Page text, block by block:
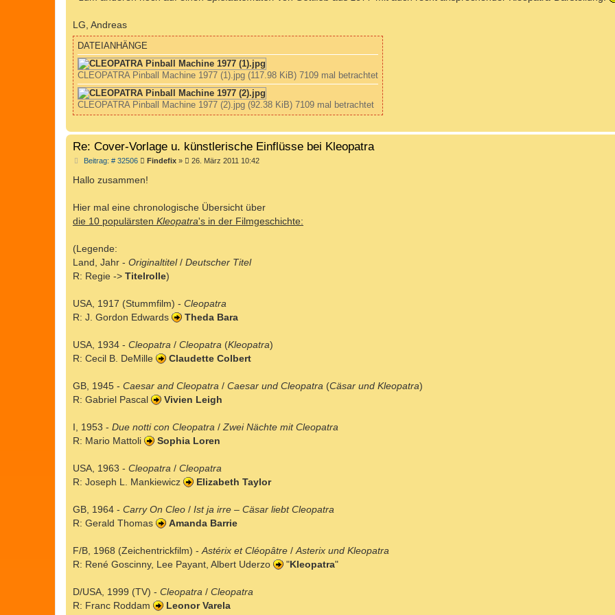
g
LG, Andreas
DATEIANHÄNGE
CLEOPATRA Pinball Machine 1977 (1).jpg (117.98 KiB) 7109 mal betrachtet
CLEOPATRA Pinball Machine 1977 (2).jpg (92.38 KiB) 7109 mal betrachtet
Re: Cover-Vorlage u. künstlerische Einflüsse bei Kleopatra
Beitrag: # 32506B
i
a
g
Findefix» 26. März 2011 10:42
Hallo zusammen!
Hier mal eine chronologische Übersicht über
die 10 populärsten Kleopatra's in der Filmgeschichte:
(Legende:
Land, Jahr - Originaltitel/ Deutscher Titel
R: Regie -> Titelrolle)
USA, 1917 (Stummfilm) - Cleopatra
R: J. Gordon Edwards
Theda Bara
USA, 1934 - Cleopatra / Cleopatra (Kleopatra)
R: Cecil B. DeMille
Claudette Colbert
GB, 1945 - Caesar and Cleopatra / Caesar und Cleopatra (Cäsar und Kleopatra)
R: Gabriel Pascal
Vivien Leigh
I, 1953 - Due notti con Cleopatra /Zwei Nächte mit Cleopatra
R: Mario Mattoli
Sophia Loren
USA, 1963 - Cleopatra / Cleopatra
R: Joseph L. Mankiewicz
Elizabeth Taylor
GB, 1964 - Carry On Cleo / Ist ja irre – Cäsar liebt Cleopatra
R: Gerald Thomas
Amanda Barrie
F/B, 1968 (Zeichentrickfilm) -Astérix et Cléopâtre /Asterix und Kleopatra
R: René Goscinny, Lee Payant, Albert Uderzo
"Kleopatra"
D/USA, 1999 (TV) - Cleopatra / Cleopatra
R: Franc Roddam
Leonor Varela